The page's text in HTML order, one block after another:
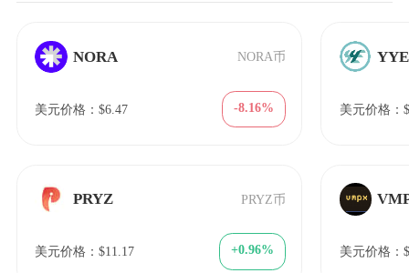
NORA NORA币
美元价格：$6.47 -8.16%
PRYZ PRYZ币
美元价格：$11.17 +0.96%
YYE
美元价格：
美元价格：